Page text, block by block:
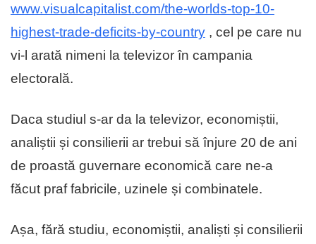
www.visualcapitalist.com/the-worlds-top-10-
highest-trade-deficits-by-country , cel pe care nu
vi-l arată nimeni la televizor în campania
electorală.
Daca studiul s-ar da la televizor, economiștii,
analiștii și consilierii ar trebui să înjure 20 de ani
de proastă guvernare economică care ne-a
făcut praf fabricile, uzinele și combinatele.
Așa, fără studiu, economiștii, analiști și consilierii